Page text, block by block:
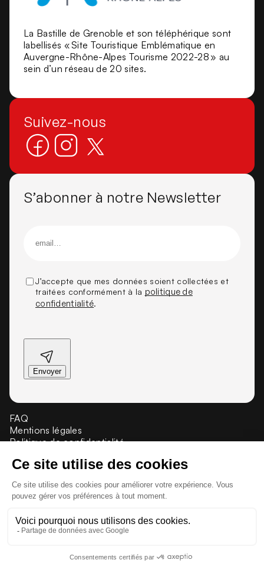
La Bastille de Grenoble et son téléphérique sont
labellisés « Site Touristique Emblématique en
Auvergne-Rhône-Alpes Tourisme 2022-28 » au
sein d’un réseau de 20 sites.
Suivez-nous
S’abonner à notre Newsletter
J’accepte que mes données soient collectées et
traitées conformément à la politique de
confidentialité.
FAQ
Mentions légales
Politique de confidentialité
Presse